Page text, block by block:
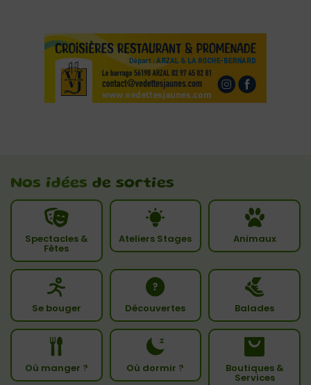
Nos idées de sorties
Spectacles &
Fêtes
Ateliers Stages Animaux
Se bouger Découvertes Balades
Où manger ? Où dormir ? Boutiques &
Services